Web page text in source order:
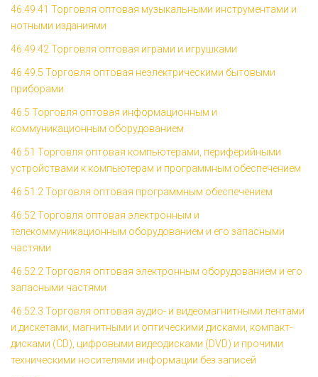
46.49.41 Торговля оптовая музыкальными инструментами и
нотными изданиями
46.49.42 Торговля оптовая играми и игрушками
46.49.5 Торговля оптовая неэлектрическими бытовыми
приборами
46.5 Торговля оптовая информационным и
коммуникационным оборудованием
46.51 Торговля оптовая компьютерами, периферийными
устройствами к компьютерам и программным обеспечением
46.51.2 Торговля оптовая программным обеспечением
46.52 Торговля оптовая электронным и
телекоммуникационным оборудованием и его запасными
частями
46.52.2 Торговля оптовая электронным оборудованием и его
запасными частями
46.52.3 Торговля оптовая аудио- и видеомагнитными лентами
и дискетами, магнитными и оптическими дисками, компакт-
дисками (CD), цифровыми видеодисками (DVD) и прочими
техническими носителями информации без записей